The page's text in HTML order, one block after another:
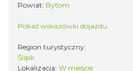
Powiat: Bytom
Pokaż wskazówki dojazdu
Region turystyczny:
Śląsk
Lokalizacja: W mieście